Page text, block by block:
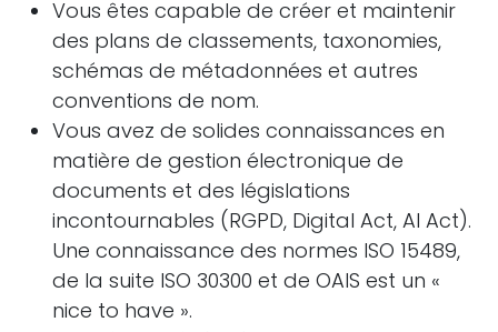
Vous êtes capable de créer et maintenir
des plans de classements, taxonomies,
schémas de métadonnées et autres
conventions de nom.
Vous avez de solides connaissances en
matière de gestion électronique de
documents et des législations
incontournables (RGPD, Digital Act, AI Act).
Une connaissance des normes ISO 15489,
de la suite ISO 30300 et de OAIS est un «
nice to have ».